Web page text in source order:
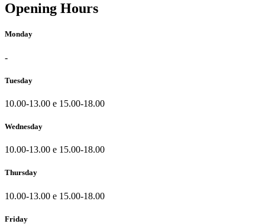
Opening Hours
Monday
-
Tuesday
10.00-13.00 e 15.00-18.00
Wednesday
10.00-13.00 e 15.00-18.00
Thursday
10.00-13.00 e 15.00-18.00
Friday